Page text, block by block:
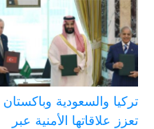
تركيا والسعودية وباكستان
تعزز علاقاتها الأمنية عبر